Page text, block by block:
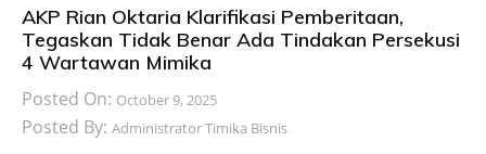
AKP Rian Oktaria Klarifikasi Pemberitaan,
Tegaskan Tidak Benar Ada Tindakan Persekusi
4 Wartawan Mimika
Posted On: October 9, 2025
Posted By: Administrator Timika Bisnis